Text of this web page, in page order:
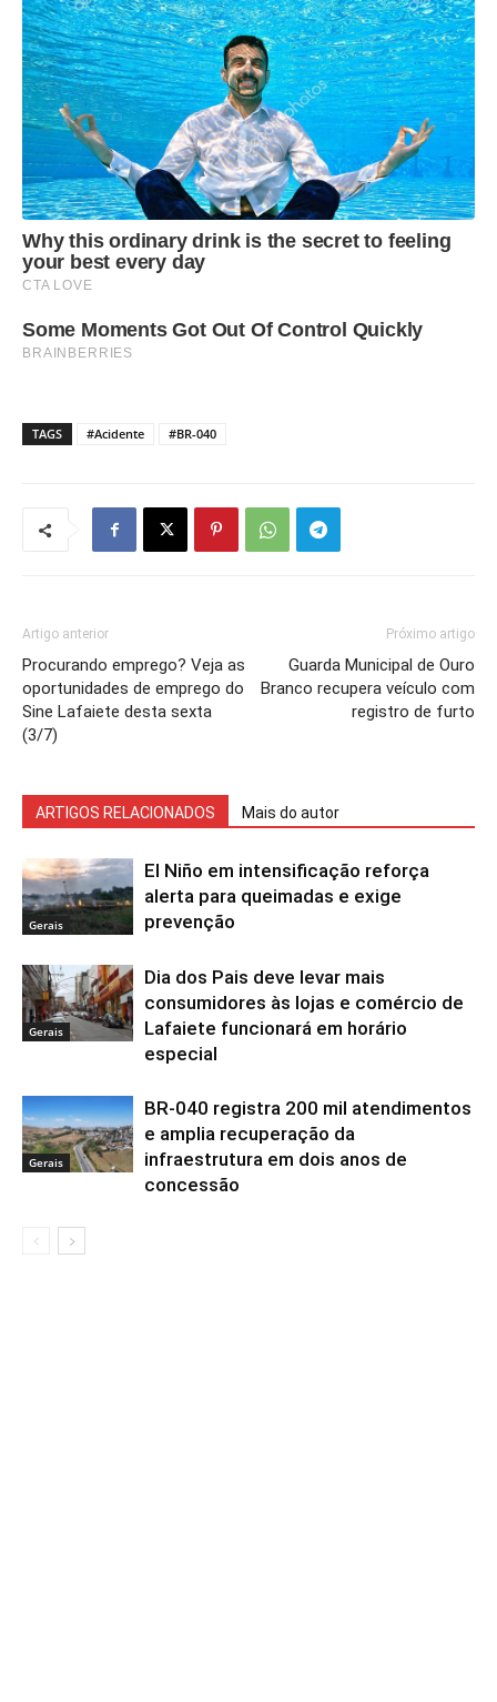
TAGS #Acidente #BR-040
Artigo anterior
Procurando emprego? Veja as
oportunidades de emprego do
Sine Lafaiete desta sexta
(3/7)
Próximo artigo
Guarda Municipal de Ouro
Branco recupera veículo com
registro de furto
ARTIGOS RELACIONADOS Mais do autor
Gerais
El Niño em intensificação reforça
alerta para queimadas e exige
prevenção
Gerais
Dia dos Pais deve levar mais
consumidores às lojas e comércio de
Lafaiete funcionará em horário
especial
Gerais
BR-040 registra 200 mil atendimentos
e amplia recuperação da
infraestrutura em dois anos de
concessão